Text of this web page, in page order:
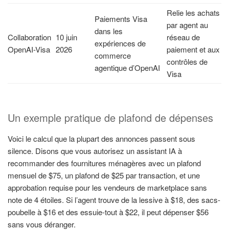
Collaboration
OpenAI-Visa
10 juin
2026
Paiements Visa
dans les
expériences de
commerce
agentique d’OpenAI
Relie les achats
par agent au
réseau de
paiement et aux
contrôles de
Visa
Un exemple pratique de plafond de dépenses
Voici le calcul que la plupart des annonces passent sous
silence. Disons que vous autorisez un assistant IA à
recommander des fournitures ménagères avec un plafond
mensuel de $75, un plafond de $25 par transaction, et une
approbation requise pour les vendeurs de marketplace sans
note de 4 étoiles. Si l’agent trouve de la lessive à $18, des sacs-
poubelle à $16 et des essuie-tout à $22, il peut dépenser $56
sans vous déranger.